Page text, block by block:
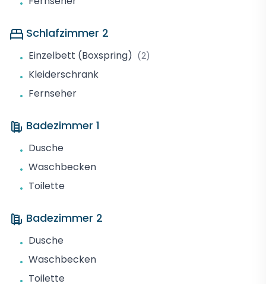
•
Schlafzimmer 2
• Einzelbett (Boxspring) (2)
• Kleiderschrank
• Fernseher
Badezimmer 1
• Dusche
• Waschbecken
• Toilette
Badezimmer 2
• Dusche
• Waschbecken
• Toilette